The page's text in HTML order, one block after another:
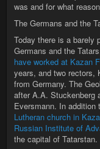
was and for what
The Germans and the
Today there is a barely
Germans and the
have worked at Kazan
years, and two rectors,
from Germany. The
after A.A. Stuckenberg
Eversmann. In addition
Lutheran church in
Russian Institute of
the capital of Tatarstan.